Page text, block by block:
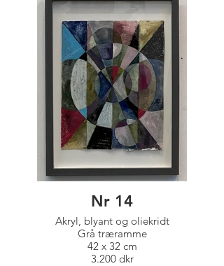
Nr 14
Akryl, blyant og oliekridt
Grå træramme
42 x 32 cm
3.200 dkr